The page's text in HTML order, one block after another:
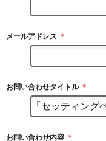
メールアドレス ＊
お問い合わせタイトル ＊
お問い合わせ内容 ＊